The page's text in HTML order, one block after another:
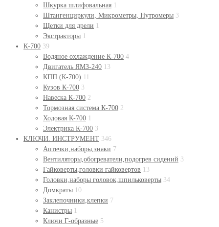
Шкурка шлифовальная 1
Штангенциркули, Микрометры, Нутромеры 3
Щетки для дрели 1
Экстракторы 1
К-700 39
Водяное охлаждение К-700 4
Двигатель ЯМЗ-240 13
КПП (К-700) 11
Кузов К-700 3
Навеска К-700 2
Тормозная система К-700 2
Ходовая К-700 1
Электрика К-700 3
КЛЮЧИ. ИНСТРУМЕНТ 346
Аптечки,наборы,знаки 7
Вентиляторы,обогреватели,подогрев сидений 3
Гайковерты,головки гайковертов 13
Головки,наборы головок,шпильковерты 34
Домкраты 10
Заклепочники,клепки 7
Канистры 1
Ключи Г-образные 5